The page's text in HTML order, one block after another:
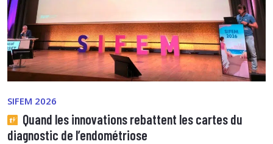
SIFEM 2026
Quand les innovations rebattent les cartes du
diagnostic de l’endométriose